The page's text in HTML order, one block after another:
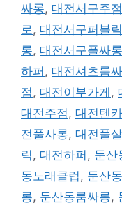
싸롱, 대전서구주점
로 , 대전서구퍼블릭
롱, 대전서구풀싸롱
하퍼 , 대전셔츠룸
점 , 대전이부가게 ,
대전주점 , 대전텐
전풀사롱, 대전풀
릭 , 대전하퍼 , 둔산
동노래클럽 , 둔산
롱, 둔산동룸싸롱,